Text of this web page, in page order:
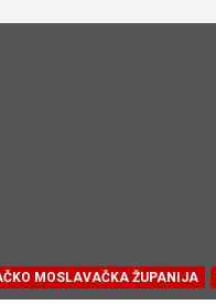
MOSLAVAČKA ŽUPANIJA